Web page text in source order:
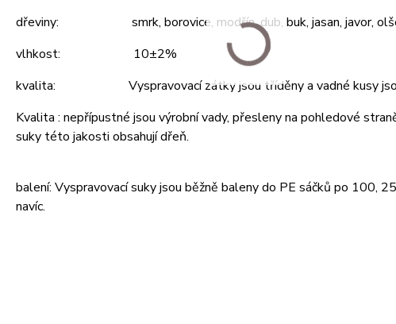
dřeviny: smrk, borovice, modřín, dub, buk, jasan, javor,
vlhkost: 10±2%
kvalita: Vyspravovací zátky jsou tříděny a vadné kusy jsou
Kvalita : nepřípustné jsou výrobní vady, přesleny na pohledové
suky této jakosti obsahují dřeň.
balení: Vyspravovací suky jsou běžně baleny do PE sáčků po 100,
navíc.